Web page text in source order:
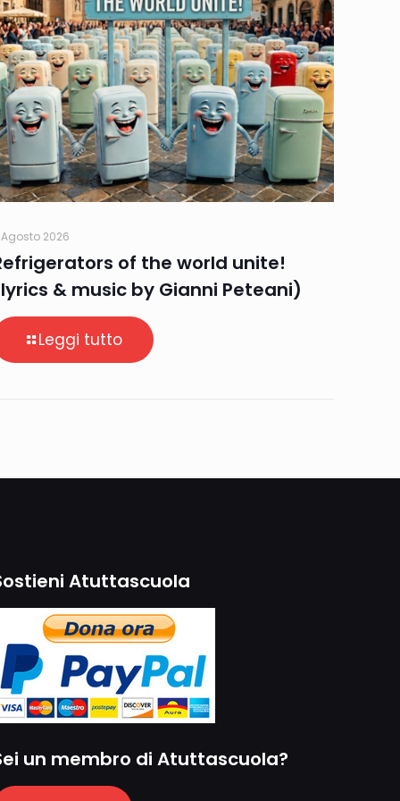
2026
of the world unite!
& music by Gianni Peteani)
Leggi tutto
Atuttascuola
un membro di Atuttascuola?